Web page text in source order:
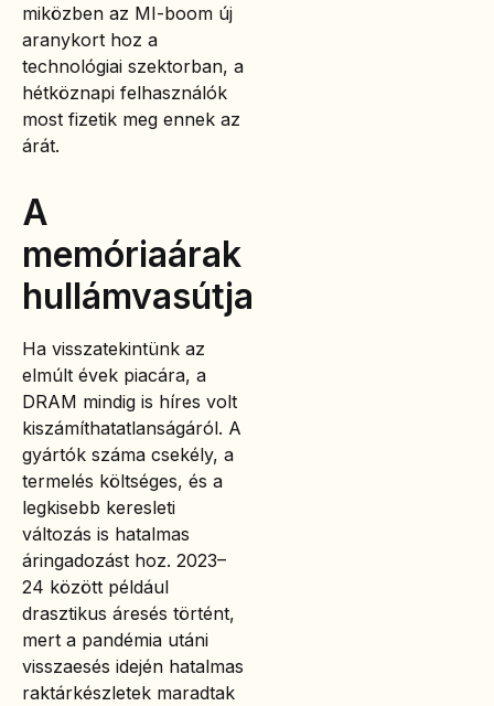
miközben az MI-boom új
aranykort hoz a
technológiai szektorban, a
hétköznapi felhasználók
most fizetik meg ennek az
árát.
A
memóriaárak
hullámvasútja
Ha visszatekintünk az
elmúlt évek piacára, a
DRAM mindig is híres volt
kiszámíthatatlanságáról. A
gyártók száma csekély, a
termelés költséges, és a
legkisebb keresleti
változás is hatalmas
áringadozást hoz. 2023–
24 között például
drasztikus áresés történt,
mert a pandémia utáni
visszaesés idején hatalmas
raktárkészletek maradtak